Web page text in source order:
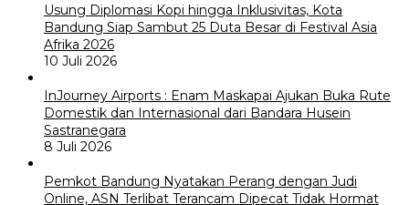
Usung Diplomasi Kopi hingga Inklusivitas, Kota
Bandung Siap Sambut 25 Duta Besar di Festival Asia
Afrika 2026
10 Juli 2026
InJourney Airports : Enam Maskapai Ajukan Buka Rute
Domestik dan Internasional dari Bandara Husein
Sastranegara
8 Juli 2026
Pemkot Bandung Nyatakan Perang dengan Judi
Online, ASN Terlibat Terancam Dipecat Tidak Hormat